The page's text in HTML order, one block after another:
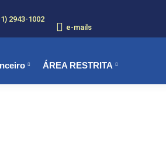
2943-1002
e-mails
ÁREA RESTRITA